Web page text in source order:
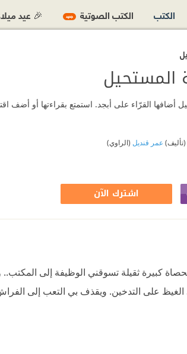
المستحيل
أضافها القرّاء على أبجد. استمتع بقراءتها أو أضف
(تأليف) عمر قنديل (الراوي)
اشترك الآن
كبيرة ثقيلة تسوقني الوظيفة إلى
الغيظ على التدخين. ويقذف بي التعب إلى
الكتب الكتب الصوتية جديد 🎉 عيد